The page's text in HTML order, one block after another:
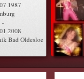
-
Bad Oldesloe